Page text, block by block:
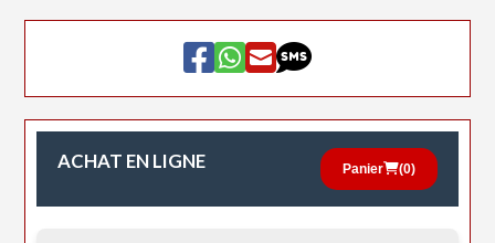
ACHAT EN LIGNE Panier (0)